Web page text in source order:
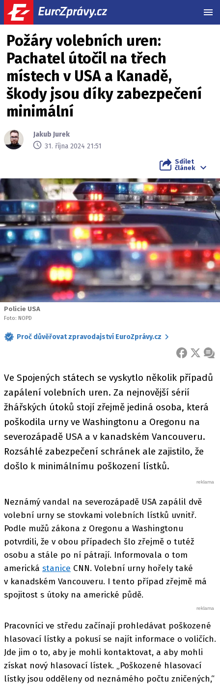
Požáry volebních uren:
Pachatel útočil na třech
místech v USA a Kanadě,
škody jsou díky zabezpečení
minimální
Jakub Jurek
31. října 2024 21:51
Sdílet
článek
Policie USA
Foto: NOPD
Proč důvěřovat zpravodajství EuroZprávy.cz
FACEBOOK
X
Ve Spojených státech se vyskytlo několik případů
zapálení volebních uren. Za nejnovější sérií
žhářských útoků stojí zřejmě jediná osoba, která
poškodila urny ve Washingtonu a Oregonu na
severozápadě USA a v kanadském Vancouveru.
Rozsáhlé zabezpečení schránek ale zajistilo, že
došlo k minimálnímu poškození lístků.
Neznámý vandal na severozápadě USA zapálil dvě
volební urny se stovkami volebních lístků uvnitř.
Podle mužů zákona z Oregonu a Washingtonu
potvrdili, že v obou případech šlo zřejmě o tutéž
osobu a stále po ní pátrají. Informovala o tom
americká stanice CNN. Volební urny hořely také
v kanadském Vancouveru. I tento případ zřejmě má
spojitost s útoky na americké půdě.
Pracovníci ve středu začínají prohledávat poškozené
hlasovací lístky a pokusí se najít informace o voličích.
Jde jim o to, aby je mohli kontaktovat, a aby mohli
získat nový hlasovací lístek. „Poškozené hlasovací
lístky jsou odděleny od neznámého počtu zničených,“